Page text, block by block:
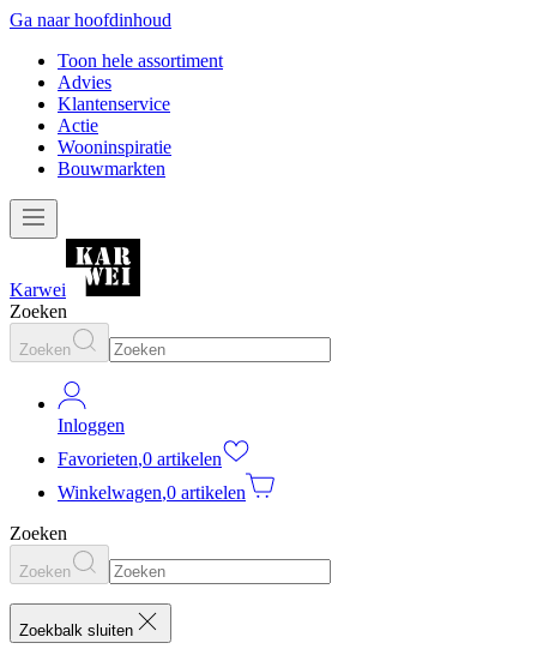
Ga naar hoofdinhoud
Toon hele assortiment
Advies
Klantenservice
Actie
Wooninspiratie
Bouwmarkten
Karwei
Zoeken
Zoeken
Inloggen
Favorieten,0 artikelen
Winkelwagen,0 artikelen
Zoeken
Zoeken
Zoekbalk sluiten